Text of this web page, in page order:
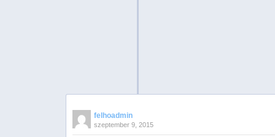
felhoadmin
szeptember 9, 2015